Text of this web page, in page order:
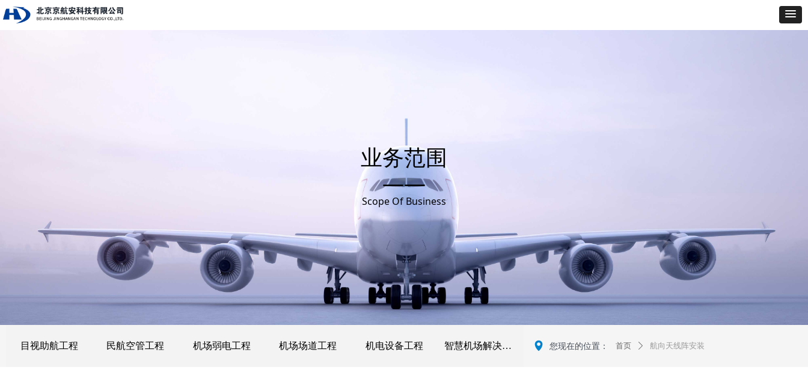
业务范围
——
Scope Of Business
넹 您现在的位置： 首页 ꄲ 航向天线阵安装
目视助航工程 民航空管工程 机场弱电工程 机场场道工程 机电设备工程 智慧机场解决方案